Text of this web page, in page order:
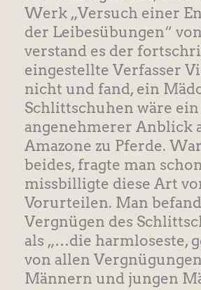
Werk „Versuch einer
der Leibesübungen“
verstand es der
eingestellte Verfasser
nicht und fand, ein
Schlittschuhen wäre ein
angenehmerer Anblick
Amazone zu Pferde.
beides, fragte man
missbilligte diese Art
Vorurteilen. Man
Vergnügen des
als „…die harmloseste,
von allen
Männern und jungen